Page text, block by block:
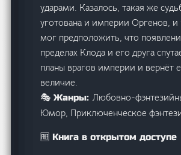
ударами. Казалось, такая же
уготована и империи Оргенов, и
мог предположить, что
пределах Клода и его друга
планы врагов империи и вернёт
величие.
🎭 Жанры:Любовно-
Юмор, Приключенческое
🆓 Книга в открытом доступе